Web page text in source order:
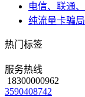
电信、联通
纯流量卡骗
热门标签
服务热线
18300000962
3590408742